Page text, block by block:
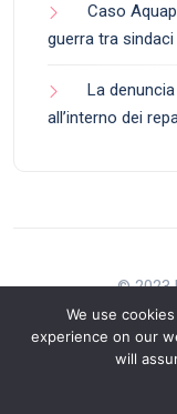
Caso
guerra tra sindaci
La
all’interno dei
© 2023
We use
experience on our
will